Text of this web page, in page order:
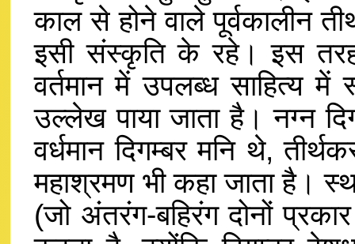
काल से होने वाले पूर्वकालीन
इसी संस्कृति के रहे। इस तरह
वर्तमान में उपलब्ध साहित्य में
उल्लेख पाया जाता है। नग्न
वर्धमान दिगम्बर मनि थे,
महाश्रमण भी कहा जाता है।
(जो अंतरंग-बहिरंग दोनों